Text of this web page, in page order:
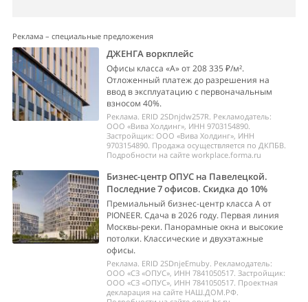
Реклама – специальные предложения
ДЖЕНГА воркплейс
Офисы класса «А» от 208 335 ₽/м².
Отложенный платеж до разрешения на
ввод в эксплуатацию с первоначальным
взносом 40%.
Реклама. ERID 2SDnjdw257R. Рекламодатель:
ООО «Вива Холдинг», ИНН 9703154890.
Застройщик: ООО «Вива Холдинг», ИНН
9703154890. Продажа осуществляется по ДКПБВ.
Подробности на сайте workplace.forma.ru
Бизнес-центр ОПУС на Павелецкой.
Последние 7 офисов. Скидка до 10%
Премиальный бизнес-центр класса А от
PIONEER. Сдача в 2026 году. Первая линия
Москвы-реки. Панорамные окна и высокие
потолки. Классические и двухэтажные
офисы.
Реклама. ERID 2SDnjeEmuby. Рекламодатель:
ООО «СЗ «ОПУС», ИНН 7841050517. Застройщик:
ООО «СЗ «ОПУС», ИНН 7841050517. Проектная
декларация на сайте НАШ.ДОМ.РФ.